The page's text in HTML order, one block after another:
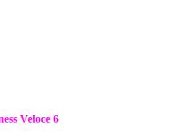
Veloce 6